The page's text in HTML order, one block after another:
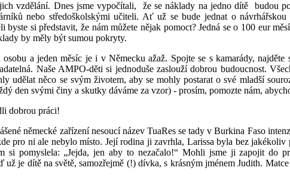
vzdělání. Dnes jsme vypočítali, že se náklady na jedno dítě budou
nebo středoškolskými učiteli. Ať už se bude jednat o
si představit, že nám můžete nějak pomoct? Jedná se o 100 eur
by měly být sumou pokryty.
a jeden měsíc je i v Německu ažaž. Spojte se s kamarády,
Naše AMPO-děti si jednoduše zaslouží dobrou budoucnost.
udělat něco se svým životem, aby se mohly postarat o své mladší
den svými činy a skutky dáváme za vzor) - prosím, pomozte nám,
dobrou práci!
německé zařízení nesoucí název TuaRes se tady v Burkina Faso
pro ni ale nebylo místo. Její rodina ji zavrhla, Larissa byla bez
si pomyslela: „Jejda, jen aby to nezačalo!“ Mohli jsme ji zapojit
je dítě na světě, samozřejmě (!) dívka, s krásným jménem Judith.